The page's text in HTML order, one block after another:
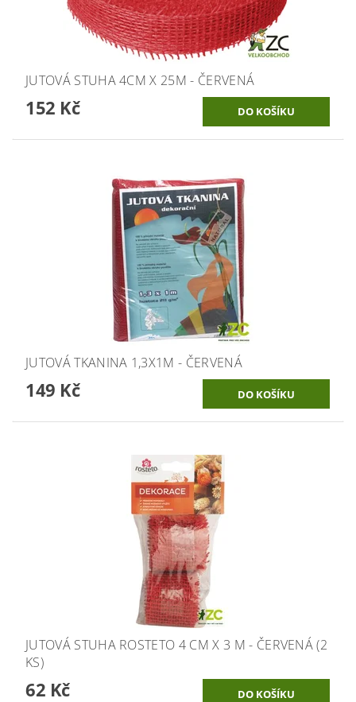
JUTOVÁ STUHA 4CM X 25M - ČERVENÁ
152 Kč
JUTOVÁ TKANINA 1,3X1M - ČERVENÁ
149 Kč
JUTOVÁ STUHA ROSTETO 4 CM X 3 M - ČERVENÁ (2
KS)
62 Kč